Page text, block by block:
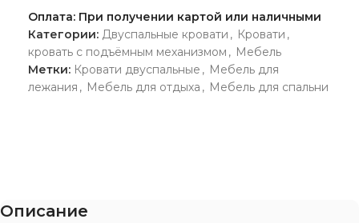
Оплата: При получении картой или наличными
Категории: Двуспальные кровати , Кровати ,
кровать с подъёмным механизмом , Мебель
Метки: Кровати двуспальные , Мебель для
лежания , Мебель для отдыха , Мебель для спальни
Описание